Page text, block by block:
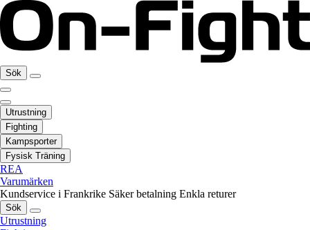
Sök
Utrustning
Fighting
Kampsporter
Fysisk Träning
REA
Varumärken
Kundservice i Frankrike Säker betalning Enkla returer
Sök
Utrustning